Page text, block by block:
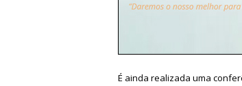
É ainda realizada uma